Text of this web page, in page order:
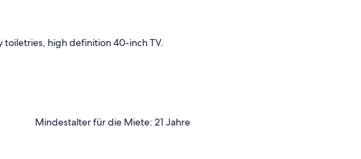
high definition 40-inch TV.
for entry.
Mindestalter für die Miete: 21 Jahre